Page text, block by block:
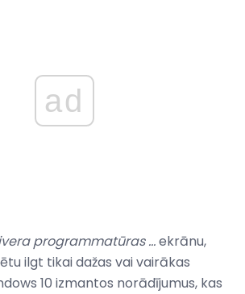
ad
programmatūras ...ekrānu,
ilgt tikai dažas vai vairākas
10 izmantos norādījumus, kas